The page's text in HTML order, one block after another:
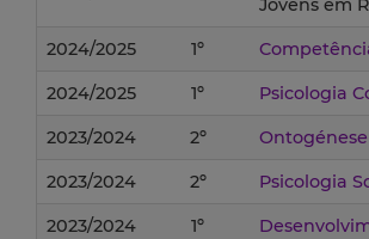
Jovens em
2024/2025 1º
2024/2025 1º Psicologia
2023/2024 2º
2023/2024 2º Psicologia
2023/2024 1º